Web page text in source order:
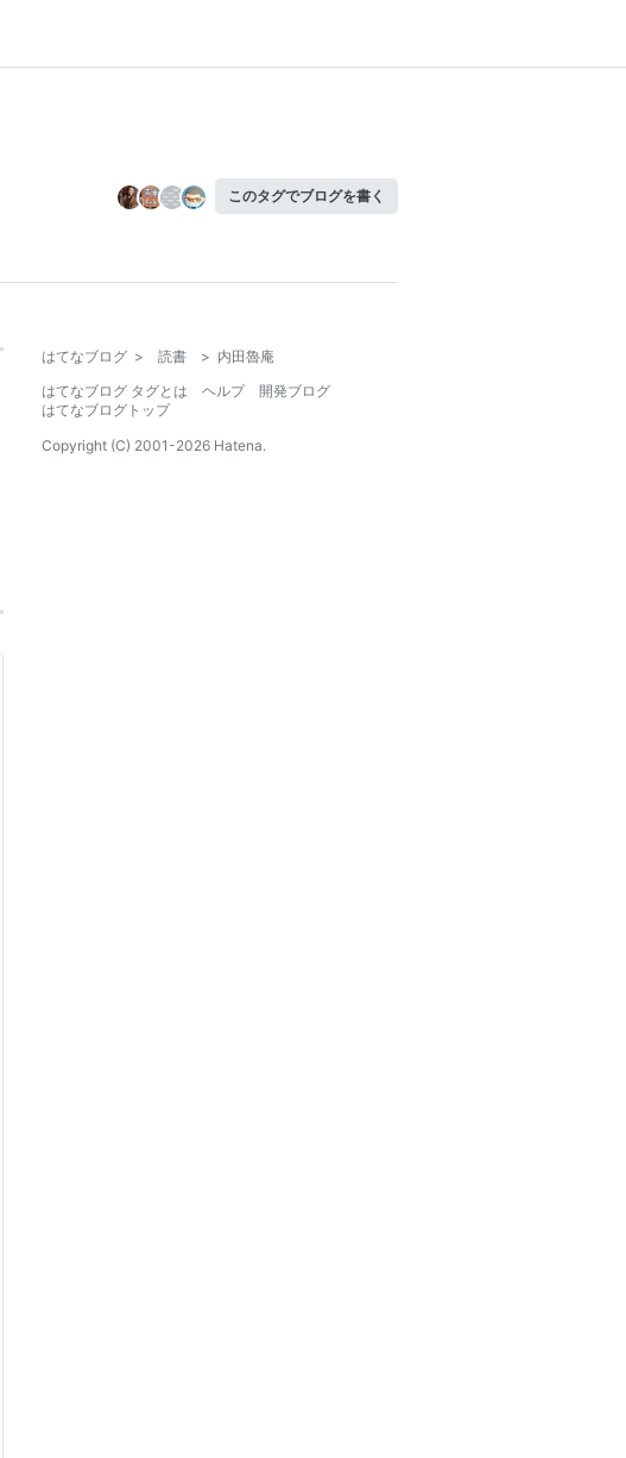
このタグでブログを書く
はてなブログ > 読書 > 内田魯庵
はてなブログ タグとは
ヘルプ
開発ブログ
はてなブログトップ
Copyright (C) 2001-2026 Hatena.